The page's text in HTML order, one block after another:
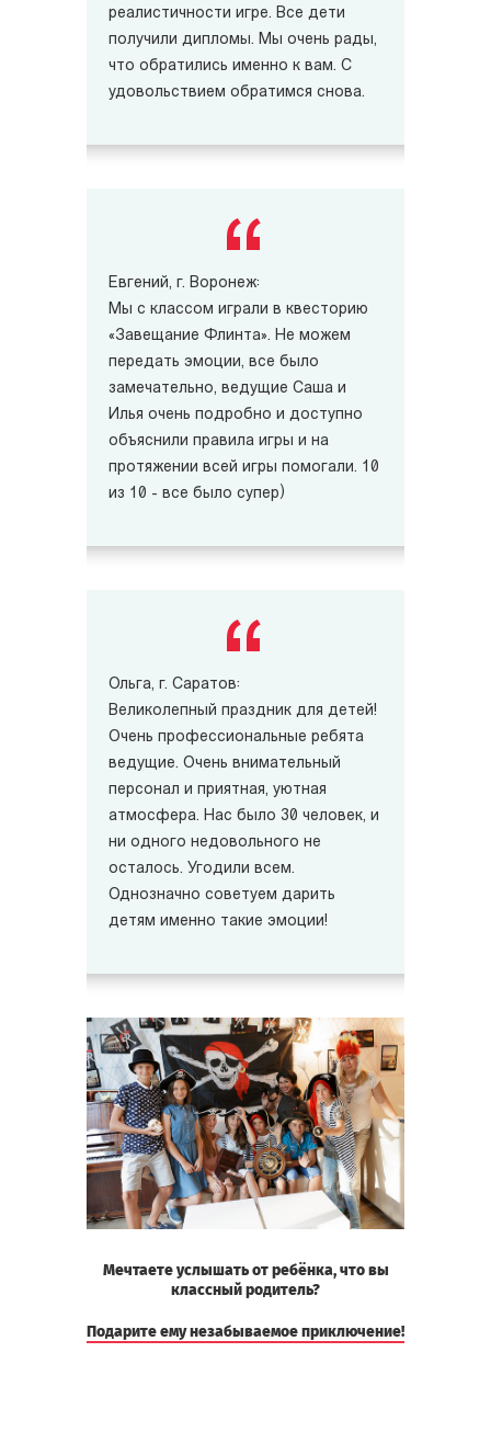
реалистичности игре. Все дети
получили дипломы. Мы очень рады,
что обратились именно к вам. С
удовольствием обратимся снова.
Евгений, г. Воронеж:
Мы с классом играли в квесторию
«Завещание Флинта». Не можем
передать эмоции, все было
замечательно, ведущие Саша и
Илья очень подробно и доступно
объяснили правила игры и на
протяжении всей игры помогали. 10
из 10 - все было супер)
Ольга, г. Саратов:
Великолепный праздник для детей!
Очень профессиональные ребята
ведущие. Очень внимательный
персонал и приятная, уютная
атмосфера. Нас было 30 человек, и
ни одного недовольного не
осталось. Угодили всем.
Однозначно советуем дарить
детям именно такие эмоции!
Мечтаете услышать от ребёнка, что вы
классный родитель?
Подарите ему незабываемое приключение!